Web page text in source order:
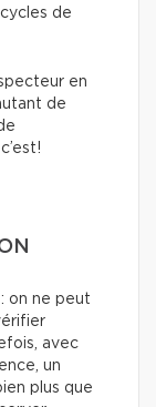
de
en
de
on ne peut
avec
un
plus que